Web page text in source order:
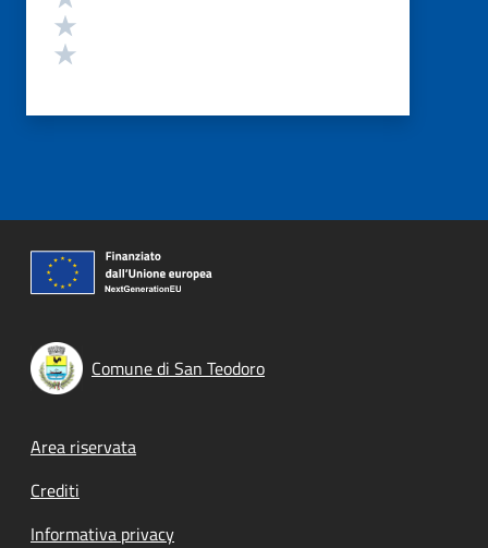
Comune di San Teodoro
Footer menu
Area riservata
Crediti
Informativa privacy